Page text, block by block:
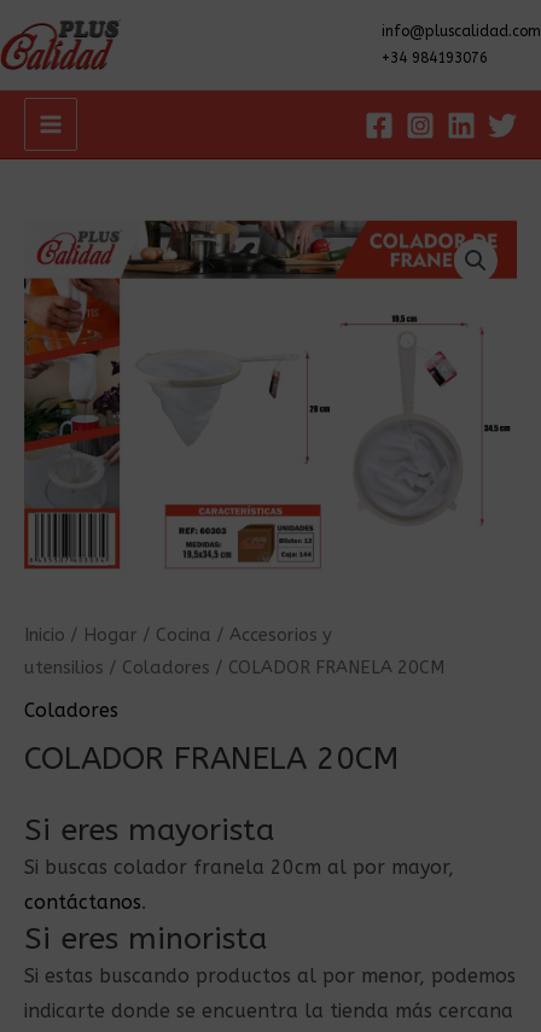
info@pluscalidad.com
+34 984193076
Main
Inicio / Hogar / Cocina / Accesorios y
utensilios / Coladores / COLADOR FRANELA 20CM
Coladores
COLADOR FRANELA 20CM
Si eres mayorista
Si buscas colador franela 20cm al por mayor,
contáctanos.
Si eres minorista
Si estas buscando productos al por menor, podemos
indicarte donde se encuentra la tienda más cercana